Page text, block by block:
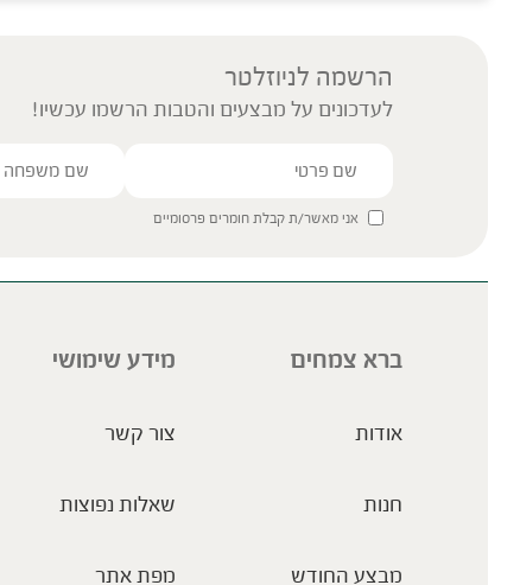
הרשמה לניוזלטר
לעדכונים על מבצעים והטבות הרשמו עכשיו!
אני מאשר/ת קבלת חומרים פרסומיים
ברא צמחים
אודות
חנות
מבצע החודש
מידע שימושי
צור קשר
שאלות נפוצות
מפת אתר